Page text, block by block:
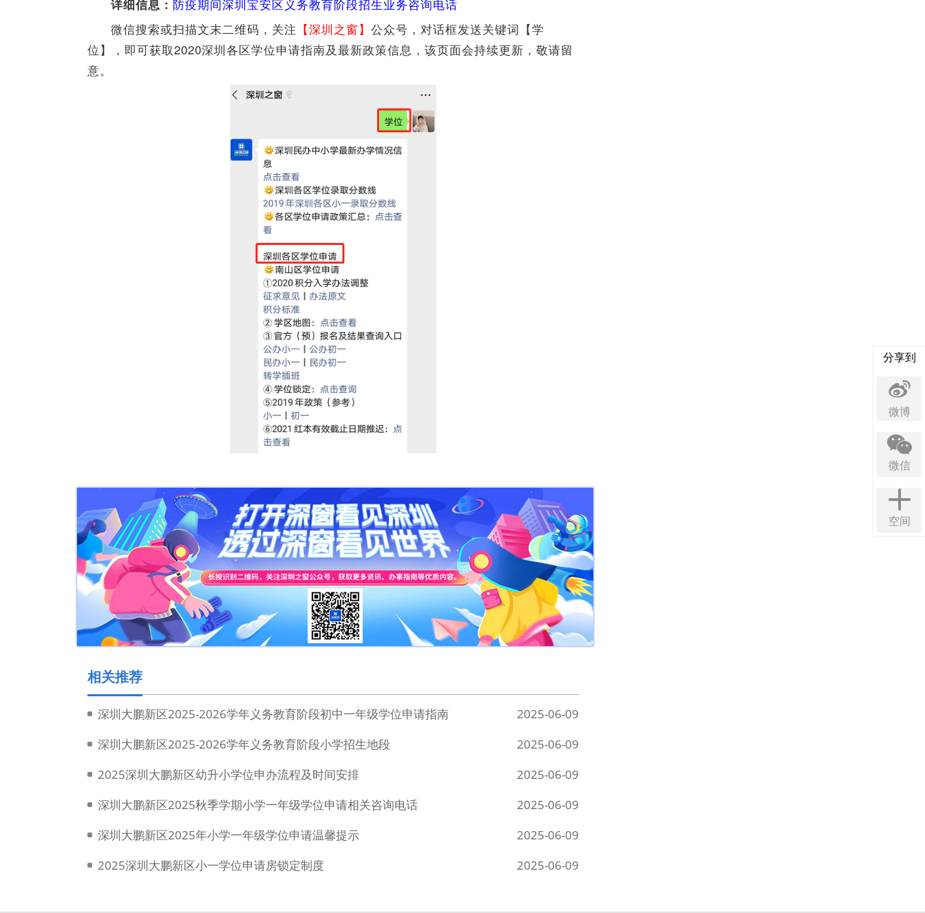
详细信息： 防疫期间深圳宝安区义务教育阶段招生业务咨询电话
微信搜索或扫描文末二维码，关注 【深圳之窗】 公众号，对话框发送关键词【学
位】，即可获取2020深圳各区学位申请指南及最新政策信息，该页面会持续更新，敬请留
意。
分享到
微博
微信
空间
相关推荐
深圳大鹏新区2025-2026学年义务教育阶段初中一年级学位申请指南
2025-06-09
深圳大鹏新区2025-2026学年义务教育阶段小学招生地段
2025-06-09
2025深圳大鹏新区幼升小学位申办流程及时间安排
2025-06-09
深圳大鹏新区2025秋季学期小学一年级学位申请相关咨询电话
2025-06-09
深圳大鹏新区2025年小学一年级学位申请温馨提示
2025-06-09
2025深圳大鹏新区小一学位申请房锁定制度
2025-06-09